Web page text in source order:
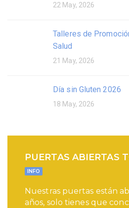
22 May, 2026
Talleres de
Salud
21 May, 2026
Día sin Gluten 2026
18 May, 2026
PUERTAS ABIERTAS
INFO
Nuestras puertas están
años, solo tienes que